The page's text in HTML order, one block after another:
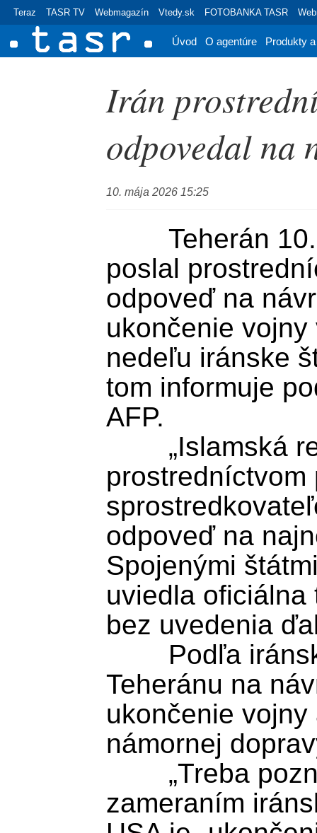
Teraz TASR TV Webmagazín Vtedy.sk FOTOBANKA TASR
Úvod O agentúre Produkty
Irán
odpovedal na
10. mája 2026 15:25
poslal
odpoveď na
ukončenie
nedeľu iránske
tom informuje
AFP.
odpoveď na
Spojenými
uviedla oficiálna
bez uvedenia
Teheránu na
ukončenie
námornej
zameraním